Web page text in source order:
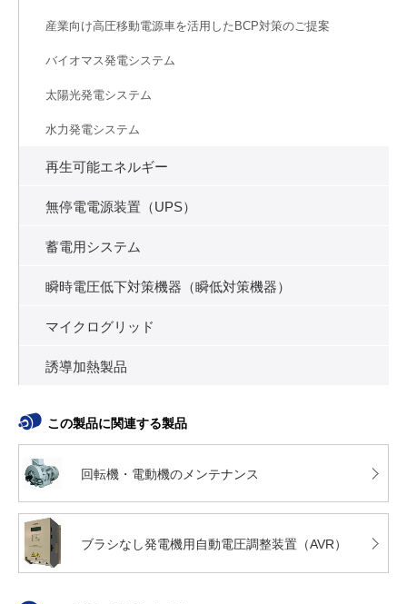
産業向け高圧移動電源車を活用したBCP対策のご提案
バイオマス発電システム
太陽光発電システム
水力発電システム
再生可能エネルギー
無停電電源装置（UPS）
蓄電用システム
瞬時電圧低下対策機器（瞬低対策機器）
マイクログリッド
誘導加熱製品
この製品に関連する製品
回転機・電動機のメンテナンス
ブラシなし発電機用自動電圧調整装置（AVR）